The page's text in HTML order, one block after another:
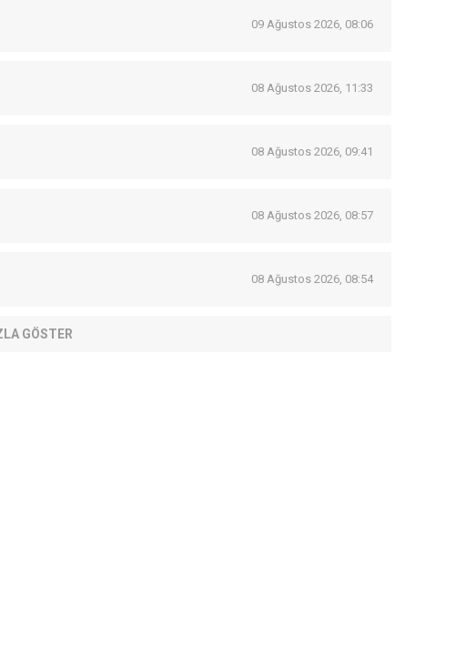
09 Ağustos 2026, 08:06
08 Ağustos 2026, 11:33
08 Ağustos 2026, 09:41
08 Ağustos 2026, 08:57
08 Ağustos 2026, 08:54
GÖSTER